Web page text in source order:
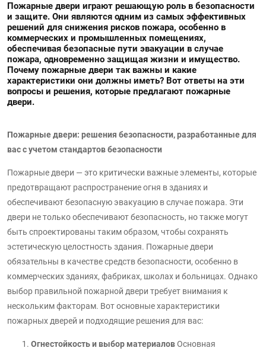
Пожарные двери играют решающую роль в безопасности
и защите. Они являются одним из самых эффективных
решений для снижения рисков пожара, особенно в
коммерческих и промышленных помещениях,
обеспечивая безопасные пути эвакуации в случае
пожара, одновременно защищая жизни и имущество.
Почему пожарные двери так важны и какие
характеристики они должны иметь? Вот ответы на эти
вопросы и решения, которые предлагают пожарные
двери.
Пожарные двери: решения безопасности, разработанные для
вас с учетом стандартов безопасности
Пожарные двери — это критически важные элементы, которые
предотвращают распространение огня в зданиях и
обеспечивают безопасную эвакуацию в случае пожара. Эти
двери не только обеспечивают безопасность, но также могут
быть спроектированы таким образом, чтобы сохранять
эстетическую целостность здания. Пожарные двери
обязательны в качестве средств безопасности, особенно в
коммерческих зданиях, фабриках, школах и больницах. Однако
выбор правильной пожарной двери требует внимания к
нескольким факторам. Вот основные характеристики
пожарных дверей и подходящие решения для вас:
Огнестойкость и выбор материаловОсновная